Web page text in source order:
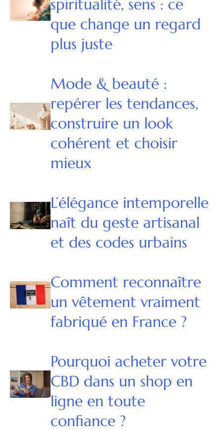
spiritualité, sens : ce
que change un regard
plus juste
Mode & beauté :
repérer les tendances,
construire un look
cohérent et choisir
mieux
L’élégance intemporelle
naît du geste artisanal
et des codes urbains
Comment reconnaître
un vêtement vraiment
fabriqué en France ?
Pourquoi acheter votre
CBD dans un shop en
ligne en toute
confiance ?